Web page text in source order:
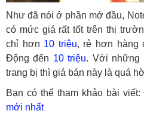
Như đã nói ở phần mở đầu,
có mức giá rất tốt trên thị
chỉ hơn 10 triệu, rẻ hơn hàng
Động đến 10 triệu. Với những
trang bị thì giá bán này là quá
Bạn có thể tham khảo bài viết:
mới nhất